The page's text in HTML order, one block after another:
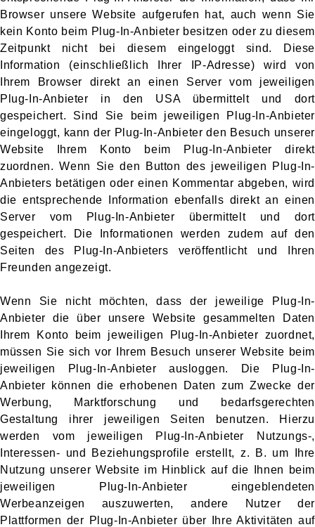
Browser unsere Website aufgerufen hat, auch wenn Sie
kein Konto beim Plug-In-Anbieter besitzen oder zu diesem
Zeitpunkt nicht bei diesem eingeloggt sind. Diese
Information (einschließlich Ihrer IP-Adresse) wird von
Ihrem Browser direkt an einen Server vom jeweiligen
Plug-In-Anbieter in den USA übermittelt und dort
gespeichert. Sind Sie beim jeweiligen Plug-In-Anbieter
eingeloggt, kann der Plug-In-Anbieter den Besuch unserer
Website Ihrem Konto beim Plug-In-Anbieter direkt
zuordnen. Wenn Sie den Button des jeweiligen Plug-In-
Anbieters betätigen oder einen Kommentar abgeben, wird
die entsprechende Information ebenfalls direkt an einen
Server vom Plug-In-Anbieter übermittelt und dort
gespeichert. Die Informationen werden zudem auf den
Seiten des Plug-In-Anbieters veröffentlicht und Ihren
Freunden angezeigt.
Wenn Sie nicht möchten, dass der jeweilige Plug-In-
Anbieter die über unsere Website gesammelten Daten
Ihrem Konto beim jeweiligen Plug-In-Anbieter zuordnet,
müssen Sie sich vor Ihrem Besuch unserer Website beim
jeweiligen Plug-In-Anbieter ausloggen. Die Plug-In-
Anbieter können die erhobenen Daten zum Zwecke der
Werbung, Marktforschung und bedarfsgerechten
Gestaltung ihrer jeweiligen Seiten benutzen. Hierzu
werden vom jeweiligen Plug-In-Anbieter Nutzungs-,
Interessen- und Beziehungsprofile erstellt, z. B. um Ihre
Nutzung unserer Website im Hinblick auf die Ihnen beim
jeweiligen Plug-In-Anbieter eingeblendeten
Werbeanzeigen auszuwerten, andere Nutzer der
Plattformen der Plug-In-Anbieter über Ihre Aktivitäten auf